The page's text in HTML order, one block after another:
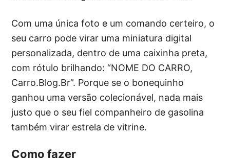
Com uma única foto e um comando certeiro, o
seu carro pode virar uma miniatura digital
personalizada, dentro de uma caixinha preta,
com rótulo brilhando: “NOME DO CARRO,
Carro.Blog.Br”. Porque se o bonequinho
ganhou uma versão colecionável, nada mais
justo que o seu fiel companheiro de gasolina
também virar estrela de vitrine.
Como fazer